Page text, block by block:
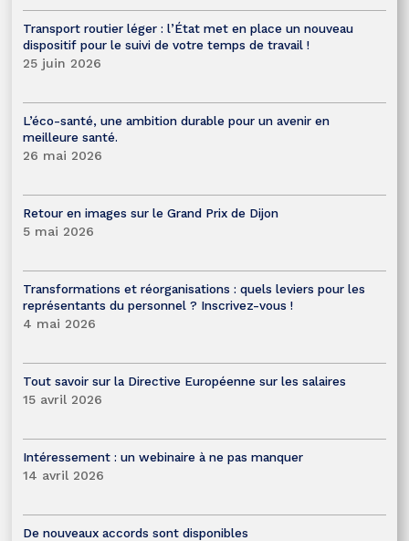
Transport routier léger : l’État met en place un nouveau
dispositif pour le suivi de votre temps de travail !
25 juin 2026
L’éco-santé, une ambition durable pour un avenir en
meilleure santé.
26 mai 2026
Retour en images sur le Grand Prix de Dijon
5 mai 2026
Transformations et réorganisations : quels leviers pour les
représentants du personnel ? Inscrivez-vous !
4 mai 2026
Tout savoir sur la Directive Européenne sur les salaires
15 avril 2026
Intéressement : un webinaire à ne pas manquer
14 avril 2026
De nouveaux accords sont disponibles